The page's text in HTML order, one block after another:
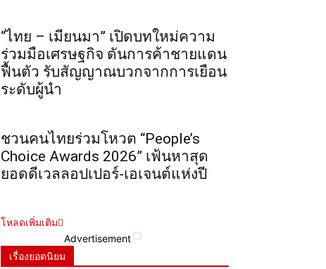
“ไทย – เมียนมา” เปิดบทใหม่ความ
ร่วมมือเศรษฐกิจ ดันการค้าชายแดน
ฟื้นตัว รับสัญญาณบวกจากการเยือน
ระดับผู้นำ
ชวนคนไทยร่วมโหวต “People’s
Choice Awards 2026” เฟ้นหาสุด
ยอดดีเวลลอปเปอร์-เอเจนต์แห่งปี
โหลดเพิ่มเติม
Advertisement
เรื่องยอดนิยม